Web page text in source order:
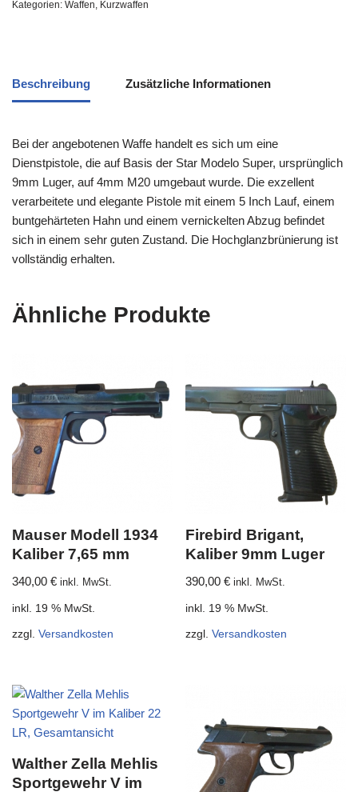
Kategorien: Waffen Kurzwaffen
Beschreibung Zusätzliche Informationen
Bei der angebotenen Waffe handelt es sich um eine
Dienstpistole, die auf Basis der Star Modelo Super, ursprünglich
9mm Luger, auf 4mm M20 umgebaut wurde. Die exzellent
verarbeitete und elegante Pistole mit einem 5 Inch Lauf, einem
buntgehärteten Hahn und einem vernickelten Abzug befindet
sich in einem sehr guten Zustand. Die Hochglanzbrünierung ist
vollständig erhalten.
Ähnliche Produkte
Mauser Modell 1934
Kaliber 7,65 mm
340,00 € inkl. MwSt.
inkl. 19 % MwSt.
zzgl. Versandkosten
Firebird Brigant,
Kaliber 9mm Luger
390,00€ inkl. MwSt.
inkl. 19 % MwSt.
zzgl.Versandkosten
Walther Zella Mehlis
Sportgewehr V im